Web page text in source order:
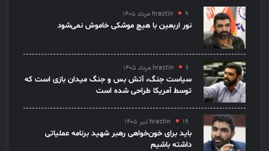
hrastin ۹ مرداد ۱۴۰۵
نور اربعین با هیچ موشکی خاموش نمی‌شود
hrastin ۶ مرداد ۱۴۰۵
سیاست جنگ، آتش بس و جنگ میدان بازی است که
توسط آمریکا طراحی شده است
hrastin ۱۹ تیر ۱۴۰۵
باید برای خون‌خواهی رهبر شهید برنامه عملیاتی
داشته باشیم